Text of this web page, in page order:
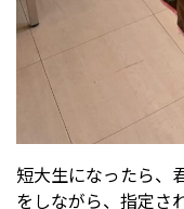
短大生になったら、
をしながら、指定さ